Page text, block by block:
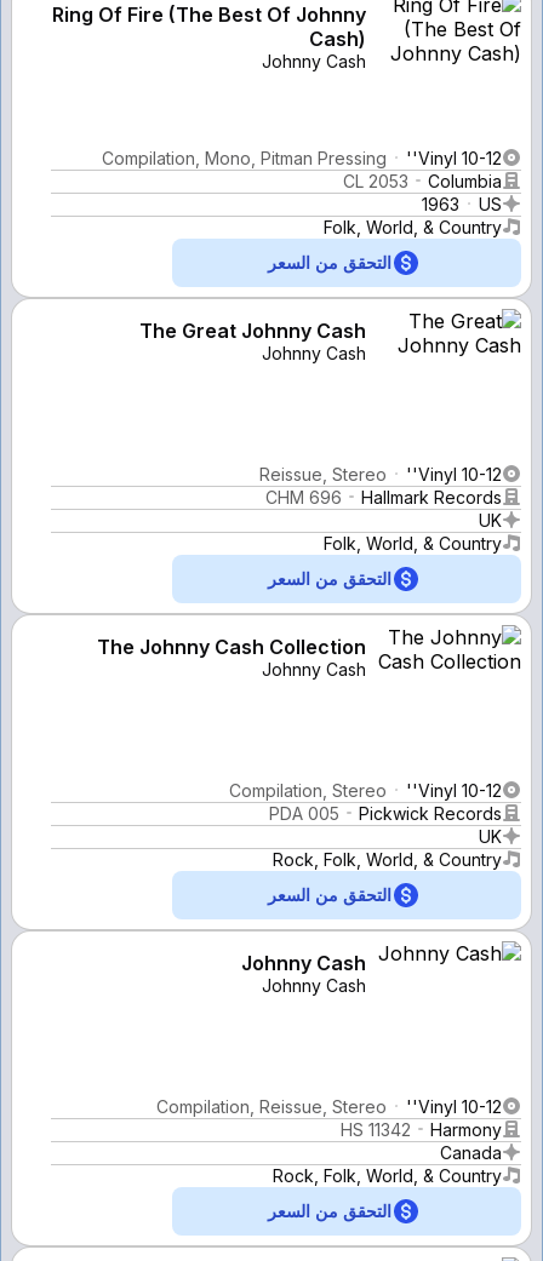
Ring Of Fire (The Best Of Johnny
Cash)
Johnny Cash
Vinyl 10-12''
Compilation, Mono, Pitman Pressing
Columbia
CL 2053
US
1963
Folk, World, & Country
التحقق من السعر
The Great Johnny Cash
Johnny Cash
Vinyl 10-12''
Reissue, Stereo
Hallmark Records
CHM 696
UK
Folk, World, & Country
التحقق من السعر
The Johnny Cash Collection
Johnny Cash
Vinyl 10-12''
Compilation, Stereo
Pickwick Records
PDA 005
UK
Rock, Folk, World, & Country
التحقق من السعر
Johnny Cash
Johnny Cash
Vinyl 10-12''
Compilation, Reissue, Stereo
Harmony
HS 11342
Canada
Rock, Folk, World, & Country
التحقق من السعر